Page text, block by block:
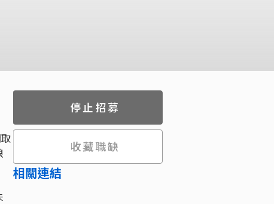
停止招募
收藏職缺
相關連結